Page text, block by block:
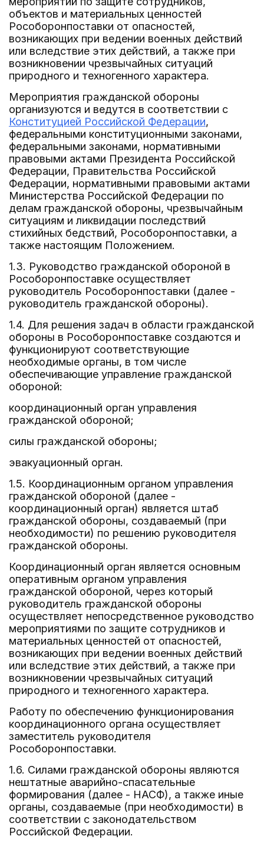
объектов и материальных ценностей
Рособоронпоставки от опасностей,
возникающих при ведении военных действий
или вследствие этих действий, а также при
возникновении чрезвычайных ситуаций
природного и техногенного характера.
Мероприятия гражданской обороны
организуются и ведутся в соответствии с
Конституцией Российской Федерации,
федеральными конституционными законами,
федеральными законами, нормативными
правовыми актами Президента Российской
Федерации, Правительства Российской
Федерации, нормативными правовыми актами
Министерства Российской Федерации по
делам гражданской обороны, чрезвычайным
ситуациям и ликвидации последствий
стихийных бедствий, Рособоронпоставки, а
также настоящим Положением.
1.3. Руководство гражданской обороной в
Рособоронпоставке осуществляет
руководитель Рособоронпоставки (далее -
руководитель гражданской обороны).
1.4. Для решения задач в области гражданской
обороны в Рособоронпоставке создаются и
функционируют соответствующие
необходимые органы, в том числе
обеспечивающие управление гражданской
обороной:
координационный орган управления
гражданской обороной;
силы гражданской обороны;
эвакуационный орган.
1.5. Координационным органом управления
гражданской обороной (далее -
координационный орган) является штаб
гражданской обороны, создаваемый (при
необходимости) по решению руководителя
гражданской обороны.
Координационный орган является основным
оперативным органом управления
гражданской обороной, через который
руководитель гражданской обороны
осуществляет непосредственное руководство
мероприятиями по защите сотрудников и
материальных ценностей от опасностей,
возникающих при ведении военных действий
или вследствие этих действий, а также при
возникновении чрезвычайных ситуаций
природного и техногенного характера.
Работу по обеспечению функционирования
координационного органа осуществляет
заместитель руководителя
Рособоронпоставки.
1.6. Силами гражданской обороны являются
нештатные аварийно-спасательные
формирования (далее - НАСФ), а также иные
органы, создаваемые (при необходимости) в
соответствии с законодательством
Российской Федерации.